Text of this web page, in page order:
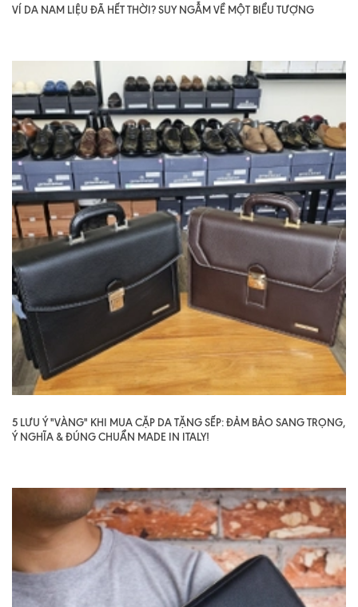
VÍ DA NAM LIỆU ĐÃ HẾT THỜI? SUY NGẪM VỀ MỘT BIỂU TƯỢNG
5 LƯU Ý "VÀNG" KHI MUA CẶP DA TẶNG SẾP: ĐẢM BẢO SANG TRỌNG,
Ý NGHĨA & ĐÚNG CHUẨN MADE IN ITALY!